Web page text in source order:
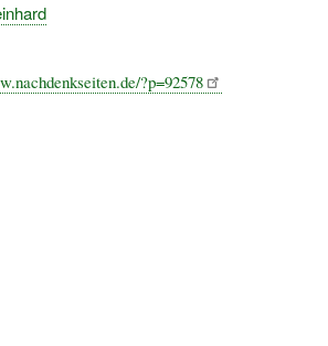
?p=92578